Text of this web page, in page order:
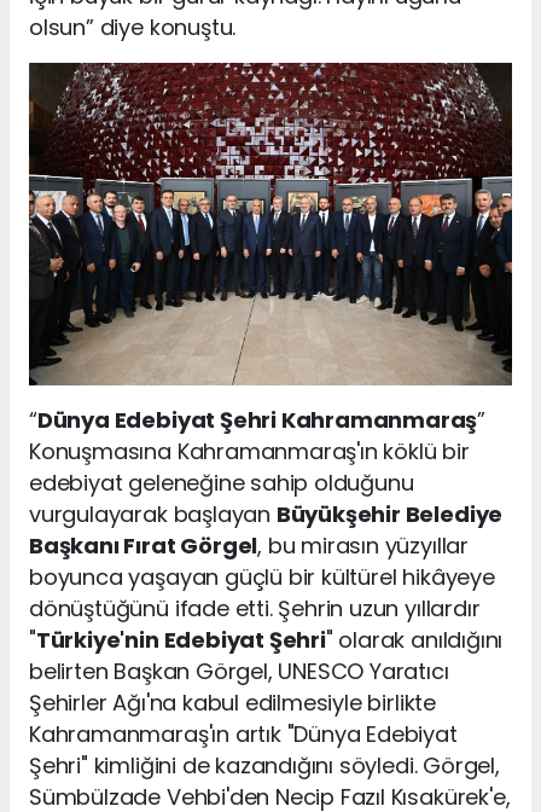
olsun” diye konuştu.
“Dünya Edebiyat Şehri Kahramanmaraş”
Konuşmasına Kahramanmaraş'ın köklü bir
edebiyat geleneğine sahip olduğunu
vurgulayarak başlayan Büyükşehir Belediye
Başkanı Fırat Görgel, bu mirasın yüzyıllar
boyunca yaşayan güçlü bir kültürel hikâyeye
dönüştüğünü ifade etti. Şehrin uzun yıllardır
"Türkiye'nin Edebiyat Şehri" olarak anıldığını
belirten Başkan Görgel, UNESCO Yaratıcı
Şehirler Ağı'na kabul edilmesiyle birlikte
Kahramanmaraş'ın artık "Dünya Edebiyat
Şehri" kimliğini de kazandığını söyledi. Görgel,
Sümbülzade Vehbi'den Necip Fazıl Kısakürek'e,